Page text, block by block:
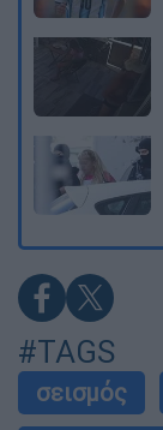
#TAGS
σεισμός